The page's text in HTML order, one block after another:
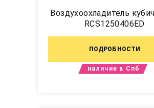
Воздухоохладитель
RCS1250406ED
ПОДРОБНОСТИ
наличие в Спб